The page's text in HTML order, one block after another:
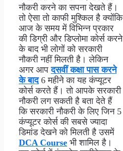
नौकरी करने का सपना देखते हैं।
तो ऐसा तो काफी मुश्किल है क्योंकि
आज के समय में विभिन्न प्रकार
की डिग्री और डिप्लोमा कोर्स करने
के बाद भी लोगों को सरकारी
नौकरी नहीं मिलती है। लेकिन
अगर आपदसवीं कक्षा पास करने
के बाद6 महीने का यह कंप्यूटर
कोर्स करते हैं। तो आपके सरकारी
नौकरी लग सकती है बता देते हैं
कि सरकारी नौकरी के लिए जिन 5
कंप्यूटर कोर्स की सबसे ज्यादा
डिमांड देखने को मिलती है उसमें
DCA Course भी शामिल है।